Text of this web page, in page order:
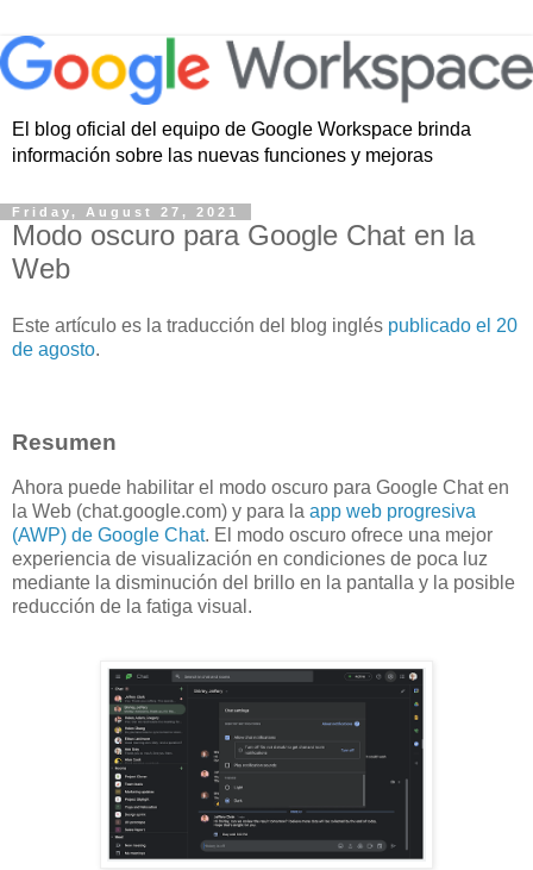
El blog oficial del equipo de Google Workspace brinda
información sobre las nuevas funciones y mejoras
Friday, August 27, 2021
Modo oscuro para Google Chat en la
Web
Este artículo es la traducción del blog inglés publicado el 20
de agosto.
Resumen
Ahora puede habilitar el modo oscuro para Google Chat en
la Web (chat.google.com) y para la app web progresiva
(AWP) de Google Chat. El modo oscuro ofrece una mejor
experiencia de visualización en condiciones de poca luz
mediante la disminución del brillo en la pantalla y la posible
reducción de la fatiga visual.